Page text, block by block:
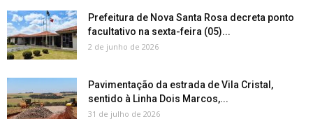
Prefeitura de Nova Santa Rosa decreta ponto
facultativo na sexta-feira (05)...
2 de junho de 2026
Pavimentação da estrada de Vila Cristal,
sentido à Linha Dois Marcos,...
31 de julho de 2026